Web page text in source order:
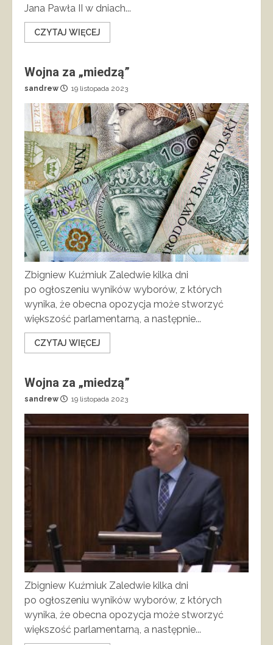
Jana Pawła II w dniach...
CZYTAJ WIĘCEJ
Wojna za „miedzą”
sandrew 19 listopada 2023
Zbigniew Kuźmiuk Zaledwie kilka dni
po ogłoszeniu wyników wyborów, z których
wynika, że obecna opozycja może stworzyć
większość parlamentarną, a następnie...
CZYTAJ WIĘCEJ
Wojna za „miedzą”
sandrew 19 listopada 2023
Zbigniew Kuźmiuk Zaledwie kilka dni
po ogłoszeniu wyników wyborów, z których
wynika, że obecna opozycja może stworzyć
większość parlamentarną, a następnie...